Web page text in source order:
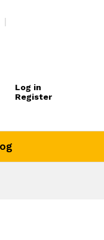
Log in
Register